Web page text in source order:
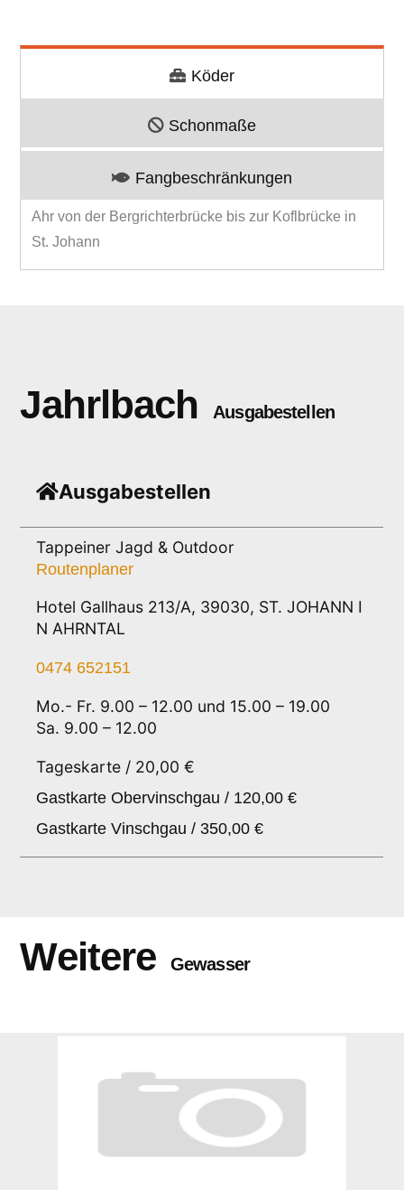
Köder
Schonmaße
Fangbeschränkungen
Ahr von der Bergrichterbrücke bis zur Koflbrücke in
St. Johann
Jahrlbach Ausgabestellen
Ausgabestellen
Tappeiner Jagd & Outdoor
Routenplaner
Hotel Gallhaus 213/A, 39030, ST. JOHANN I
N AHRNTAL
0474 652151
Mo.- Fr. 9.00 – 12.00 und 15.00 – 19.00
Sa. 9.00 – 12.00
Tageskarte / 20,00 €
Gastkarte Obervinschgau / 120,00 €
Gastkarte Vinschgau / 350,00 €
Weitere Gewasser